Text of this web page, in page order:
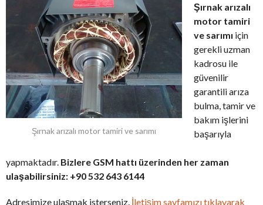
Şırnak arızalı motor tamiri ve sarımı
Şırnak arızalı
motor tamiri
ve sarımı için
gerekli uzman
kadrosu ile
güvenilir
garantili arıza
bulma, tamir ve
bakım işlerini
başarıyla
yapmaktadır. Bizlere GSM hattı üzerinden her zaman
ulaşabilirsiniz: +90 532 643 6144
Adresimize ulaşmak isterseniz. İletişim sayfamızı tıklayarak